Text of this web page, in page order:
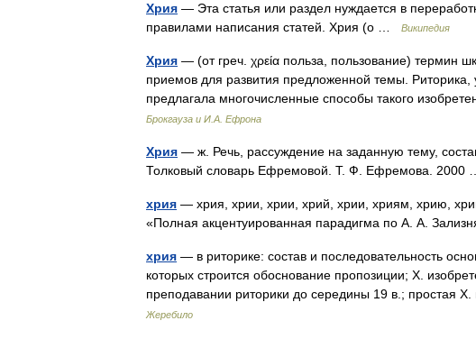
Хрия — Эта статья или раздел нуждается в
правилами написания статей. Хрия (о …
Википедия
Хрия — (от греч. χρεία польза, пользование) термин
приемов для развития предложенной темы.
предлагала многочисленные способы такого
Брокгауза и И.А. Ефрона
Хрия — ж. Речь, рассуждение на заданную тему,
Толковый словарь Ефремовой. Т. Ф. Ефремова. 2000
хрия — хрия, хрии, хрии, хрий, хрии, хриям, хрию,
«Полная акцентуированная парадигма по А. А.
хрия — в риторике: состав и последовательность
которых строится обоснование пропозиции; Х.
преподавании риторики до середины 19 в.; простая
Жеребило